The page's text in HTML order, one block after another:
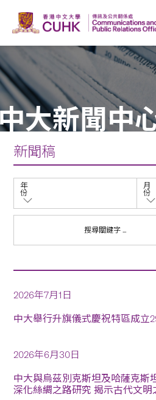
大新聞中
新聞稿
年
份
月
份
2026年7月1日
中大舉行升旗儀式慶祝特區成立
2026年6月30日
中大與烏茲別克斯坦及哈薩克斯
深化絲綢之路研究 揭示古代文明